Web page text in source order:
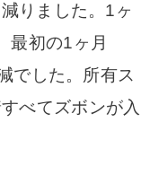
りました。1ヶ
最初の1ヶ月
した。 所有ス
べてズボンが入